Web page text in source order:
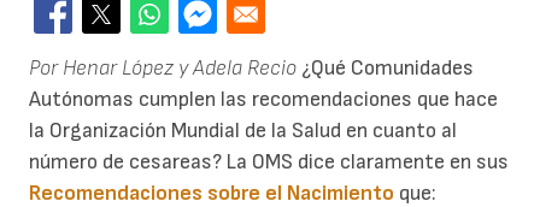
Por Henar López y Adela Recio ¿Qué Comunidades
Autónomas cumplen las recomendaciones que hace
la Organización Mundial de la Salud en cuanto al
número de cesareas? La OMS dice claramente en sus
Recomendaciones sobre el Nacimiento que: